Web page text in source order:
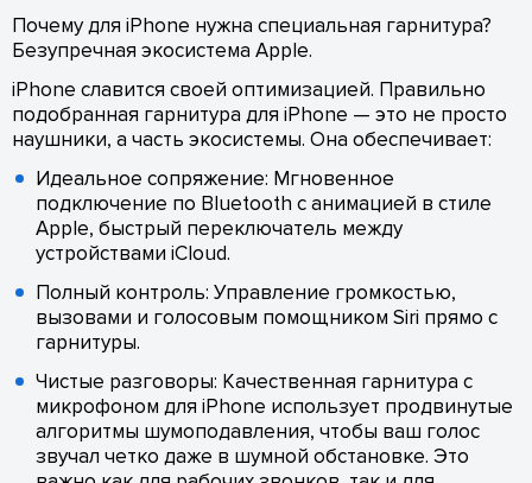
Почему для iPhone нужна специальная гарнитура?
Безупречная экосистема Apple.
iPhone славится своей оптимизацией. Правильно
подобранная гарнитура для iPhone — это не просто
наушники, а часть экосистемы. Она обеспечивает:
Идеальное сопряжение: Мгновенное
подключение по Bluetooth с анимацией в стиле
Apple, быстрый переключатель между
устройствами iCloud.
Полный контроль: Управление громкостью,
вызовами и голосовым помощником Siri прямо с
гарнитуры.
Чистые разговоры: Качественная гарнитура с
микрофоном для iPhone использует продвинутые
алгоритмы шумоподавления, чтобы ваш голос
звучал четко даже в шумной обстановке. Это